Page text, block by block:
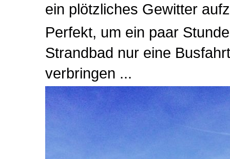
ein plötzliches Gewitter
Perfekt, um ein paar
Strandbad nur eine
verbringen ...